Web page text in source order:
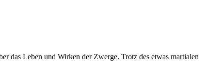
das Leben und Wirken der Zwerge. Trotz des etwas martialen